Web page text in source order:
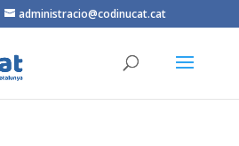
administracio@codinucat.cat